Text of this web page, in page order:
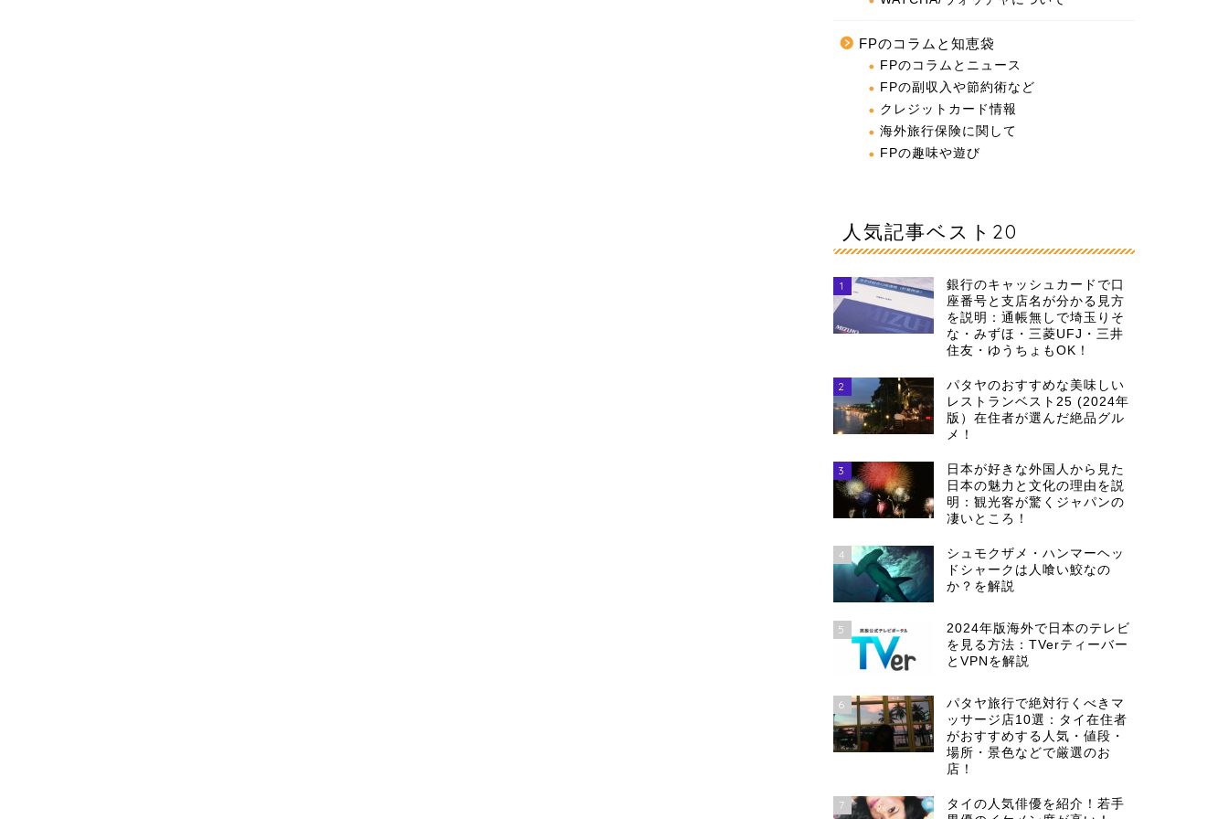
FPのコラムと知恵袋
FPのコラムとニュース
FPの副収入や節約術など
クレジットカード情報
海外旅行保険に関して
FPの趣味や遊び
人気記事ベスト20
1
銀行のキャッシュカードで口
座番号と支店名が分かる見方
を説明：通帳無しで埼玉りそ
な・みずほ・三菱UFJ・三井
住友・ゆうちょもOK！
2
パタヤのおすすめな美味しい
レストランベスト25 (2024年
版）在住者が選んだ絶品グル
メ！
3
日本が好きな外国人から見た
日本の魅力と文化の理由を説
明：観光客が驚くジャパンの
凄いところ！
4
シュモクザメ・ハンマーヘッ
ドシャークは人喰い鮫なの
か？を解説
5
2024年版海外で日本のテレビ
を見る方法：TVerティーバー
とVPNを解説
6
パタヤ旅行で絶対行くべきマ
ッサージ店10選：タイ在住者
がおすすめする人気・値段・
場所・景色などで厳選のお
店！
7
タイの人気俳優を紹介！若手